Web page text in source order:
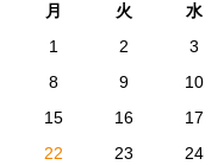
月 火 水
1
2 3
8
9 10
15
16 17
22
23 24